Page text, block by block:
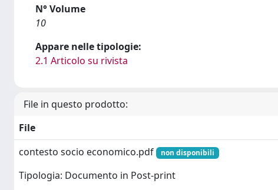
N° Volume
10
Appare nelle tipologie:
2.1 Articolo su rivista
File in questo prodotto:
File
contesto socio economico.pdf
non disponibili
Tipologia: Documento in Post-print